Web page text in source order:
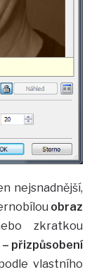
nejsnadnější,
obraz
zkratkou
přizpůsobení
vlastního